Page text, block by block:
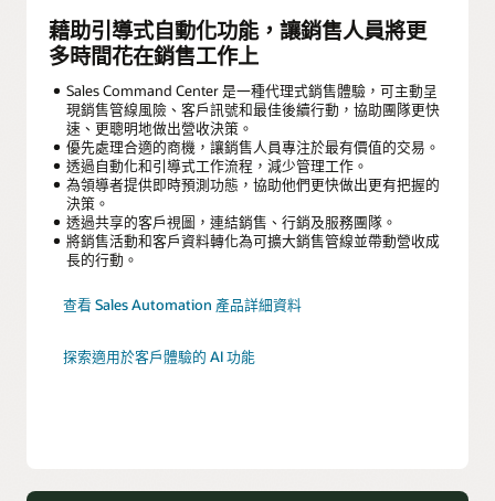
藉助引導式自動化功能，讓銷售人員將更
多時間花在銷售工作上
Sales Command Center 是一種代理式銷售體驗，可主動呈
現銷售管線風險、客戶訊號和最佳後續行動，協助團隊更快
速、更聰明地做出營收決策。
優先處理合適的商機，讓銷售人員專注於最有價值的交易。
透過自動化和引導式工作流程，減少管理工作。
為領導者提供即時預測功態，協助他們更快做出更有把握的
決策。
透過共享的客戶視圖，連結銷售、行銷及服務團隊。
將銷售活動和客戶資料轉化為可擴大銷售管線並帶動營收成
長的行動。
查看 Sales Automation 產品詳細資料
探索適用於客戶體驗的 AI 功能